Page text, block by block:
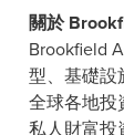
關於
Brookfield
型、基礎設
全球各地
私人財富投